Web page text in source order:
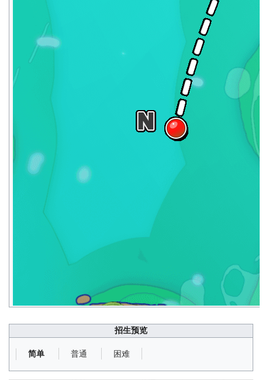
招生预览
简单 普通 困难